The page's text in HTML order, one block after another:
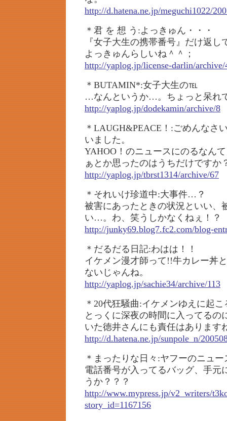
http://d.hatena.ne.jp/meguchi1022/
＊君 を 想 う:よっきゅん・・・
『女子大生の携帯番号』だけ返
よっきゅんらしいね＾＾；
http://yaplog.jp/license-darlin/archive/
＊BUTAMIN*:女子大生の℡
…なんというか…。ちょっと呆れ
http://yaplog.jp/dodekamin/archive/8
＊LAUGH&PEACE！:ごめんなさ
いました。
YAHOO！のニュースにのるなん
ぁとか思ったのはうちだけですか
http://yaplog.jp/tbrst1314/archive/67
＊それいけ珍道中:大事件…？
被害にあったときの状況といい、
い…。わ、笑うしかなくねぇ！？
http://junky69.blog7.fc2.com/blog-
＊だるだる日記:わはは！！
イケメン漫才師って!!牛カレー丼
ないじゃんね。
http://yaplog.jp/sachie34/archive/113
＊20代狂騒曲:イケメンゆえに起
とっくに深夜の時間に入ってるの
いた徳井さんにも責任はあります
http://d.hatena.ne.jp/sunpole_n/
＊まったりな日々:ヤフーのニュー
電話番号が入ってるバッグ、手元
うか？？？
http://www.mypress.jp/v2_writers/
story_id=1167156